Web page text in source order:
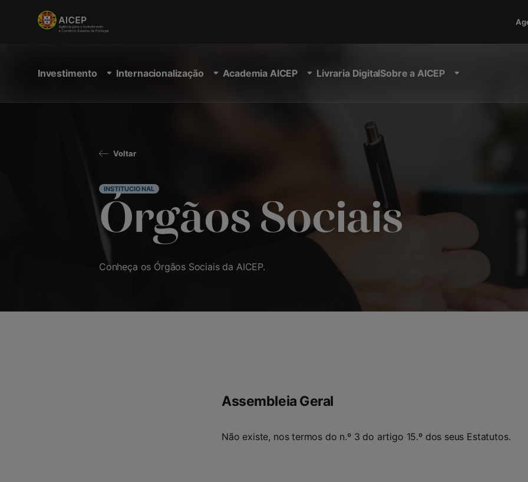
Investimento Internacionalização Academia AICEP Livraria DigitalSobre a AICEP
Voltar
INSTITUCIONAL
Órgãos Sociais
Conheça os Órgãos Sociais da AICEP.
Assembleia Geral
Não existe, nos termos do n.º 3 do artigo 15.º dos seus Estatutos.